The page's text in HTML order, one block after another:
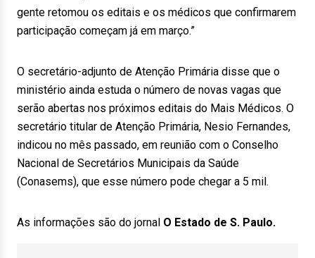
gente retomou os editais e os médicos que confirmarem
participação começam já em março.”
O secretário-adjunto de Atenção Primária disse que o
ministério ainda estuda o número de novas vagas que
serão abertas nos próximos editais do Mais Médicos. O
secretário titular de Atenção Primária, Nesio Fernandes,
indicou no mês passado, em reunião com o Conselho
Nacional de Secretários Municipais da Saúde
(Conasems), que esse número pode chegar a 5 mil.
As informações são do jornal O Estado de S. Paulo.